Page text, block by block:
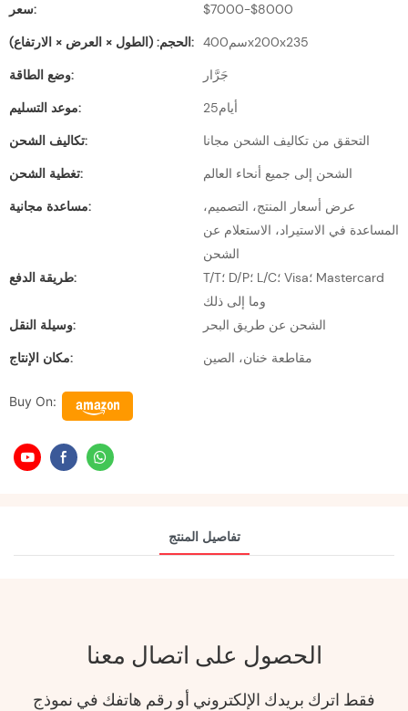
سعر:
$7000-$8000
الحجم: (الطول × العرض × الارتفاع):
سم400x200x235
وضع الطاقة:
جَرَّار
موعد التسليم:
أيام25
تكاليف الشحن:
التحقق من تكاليف الشحن مجانا
تغطية الشحن:
الشحن إلى جميع أنحاء العالم
مساعدة مجانية:
عرض أسعار المنتج، التصميم،
المساعدة في الاستيراد، الاستعلام عن
الشحن
طريقة الدفع:
T/T؛ D/P؛ L/C؛ Visa؛ Mastercard
وما إلى ذلك
وسيلة النقل:
الشحن عن طريق البحر
مكان الإنتاج:
مقاطعة خنان، الصين
Buy On:
تفاصيل المنتج
الحصول على اتصال معنا
فقط اترك بريدك الإلكتروني أو رقم هاتفك في نموذج